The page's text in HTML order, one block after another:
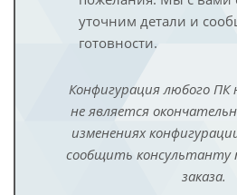
уточним детали и
готовности.
Конфигурация любого
не является
изменениях
сообщить консультанту
заказа.